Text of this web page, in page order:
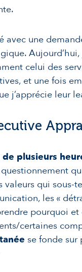
une
celui des
et une fois
j’apprécie leur
plusieurs
qui sous-
les «
pourquoi
certaines
se fonde sur